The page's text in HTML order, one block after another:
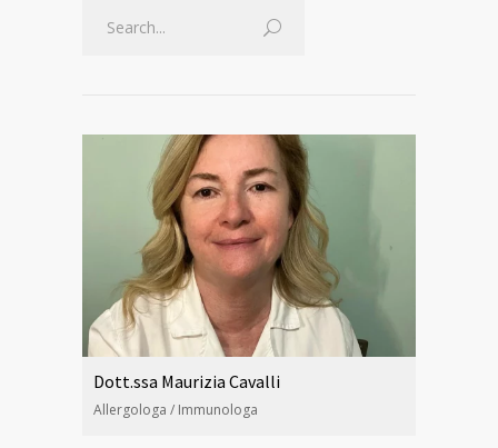
Dott.ssa Maurizia Cavalli
Allergologa / Immunologa